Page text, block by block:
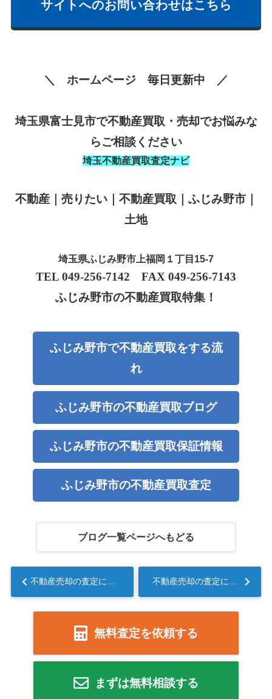
サイトへのお問い合わせはこちら
＼ ホームページ 毎日更新中 ／
埼玉県富士見市で不動産買取・売却でお悩みな
らご相談ください
埼玉不動産買取査定ナビ
不動産｜売りたい｜不動産買取｜ふじみ野市｜
土地
埼玉県ふじみ野市上福岡１丁目15-7
TEL 049-256-7142
FAX 049-256-7143
ふじみ野市の不動産買取特集！
ふじみ野市で不動産買取をする流
れ
ふじみ野市の不動産買取ブログ
ふじみ野市の不動産買取保証情報
ふじみ野市の不動産買取査定
ブログ一覧ページへもどる
不動産売却の査定にはどのような方法がある？... 不動産売却の査定にはどのような方法がある？...
無料査定を依頼する
まずは無料相談する